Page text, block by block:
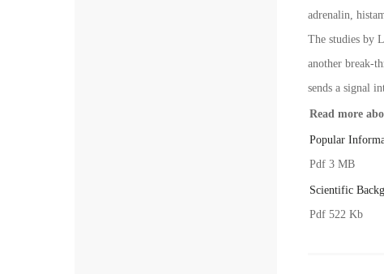
adrenalin,
The studies by
another break-
sends a signal
Read more
Popular
Pdf 3 MB
Scientific
Pdf 522 Kb